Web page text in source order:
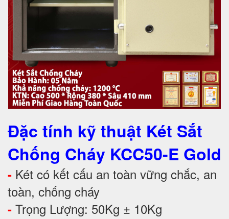
Đặc tính kỹ thuật Két Sắt
Chống Cháy KCC50-E Gold
- Két có kết cấu an toàn vững chắc, an
toàn, chống cháy
- Trọng Lượng: 50Kg ± 10Kg